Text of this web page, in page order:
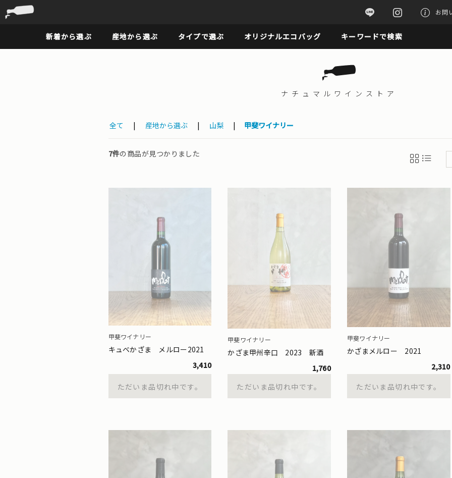
お問
新着から選ぶ 産地から選ぶ タイプで選ぶ オリジナルエコバッグ キーワードで検索
ナチュマル ワインストア
全て | 産地から選ぶ | 山梨 | 甲斐ワイナリー
7件の商品が見つかりました
甲斐ワイナリー
キュベかざま メルロー2021
3,410
ただいま品切れ中です。
甲斐ワイナリー
かざま甲州辛口 2023 新酒
1,760
ただいま品切れ中です。
甲斐ワイナリー
かざまメルロー 2021
2,310
ただいま品切れ中です。